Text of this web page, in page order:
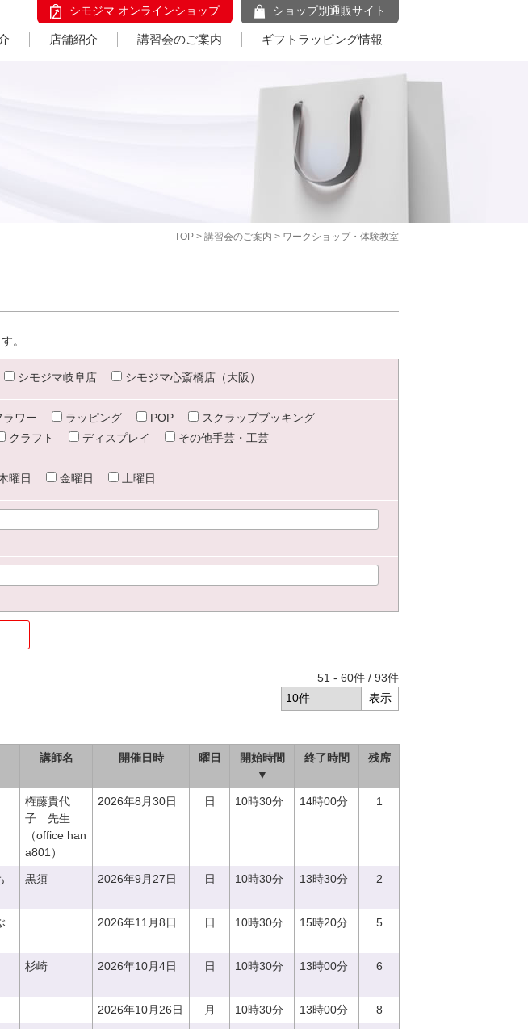
シモジマ オンラインショップ ショップ別通販サイト
店舗紹介 講習会のご案内 ギフトラッピング情報
TOP > 講習会のご案内 > ワークショップ・体験教室
。
シモジマ岐阜店 シモジマ心斎橋店（大阪）
ラワー ラッピング POP
スクラップブッキング
クラフト ディスプレイ その他手芸・工芸
曜日 金曜日 土曜日
51 - 60件 / 93件
講師名 開催日時 曜日
開始時間
▼
終了時間 残席
権藤貴代
子 先生
（office han
a801）
2026年8月30日 日 10時30分 14時00分 1
黒須 2026年9月27日 日 10時30分 13時30分 2
2026年11月8日 日 10時30分 15時20分 5
杉崎 2026年10月4日 日 10時30分 13時00分 6
2026年10月26日 月 10時30分 13時00分 8